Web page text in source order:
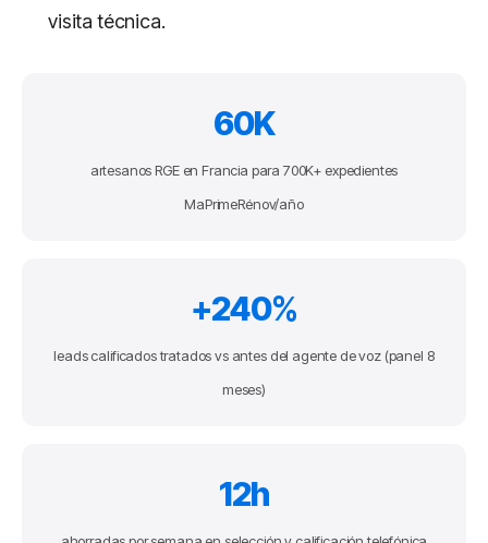
visita técnica.
60K
artesanos RGE en Francia para 700K+ expedientes
MaPrimeRénov/año
+240%
leads calificados tratados vs antes del agente de voz (panel 8
meses)
12h